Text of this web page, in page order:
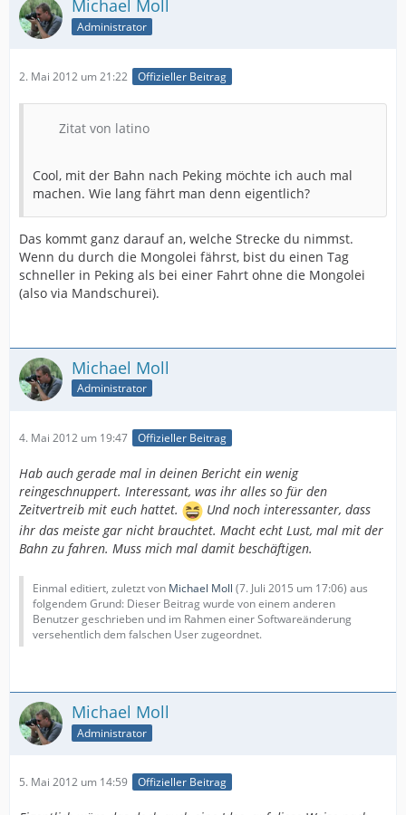
Michael Moll
Administrator
2. Mai 2012 um 21:22 Offizieller Beitrag
Zitat von latino
Cool, mit der Bahn nach Peking möchte ich auch mal
machen. Wie lang fährt man denn eigentlich?
Das kommt ganz darauf an, welche Strecke du nimmst.
Wenn du durch die Mongolei fährst, bist du einen Tag
schneller in Peking als bei einer Fahrt ohne die Mongolei
(also via Mandschurei).
Michael Moll
Administrator
4. Mai 2012 um 19:47 Offizieller Beitrag
Hab auch gerade mal in deinen Bericht ein wenig
reingeschnuppert. Interessant, was ihr alles so für den
Zeitvertreib mit euch hattet.
Und noch interessanter, dass
ihr das meiste gar nicht brauchtet. Macht echt Lust, mal mit der
Bahn zu fahren. Muss mich mal damit beschäftigen.
Einmal editiert, zuletzt von Michael Moll (7. Juli 2015 um 17:06) aus
folgendem Grund: Dieser Beitrag wurde von einem anderen
Benutzer geschrieben und im Rahmen einer Softwareänderung
versehentlich dem falschen User zugeordnet.
Michael Moll
Administrator
5. Mai 2012 um 14:59 Offizieller Beitrag